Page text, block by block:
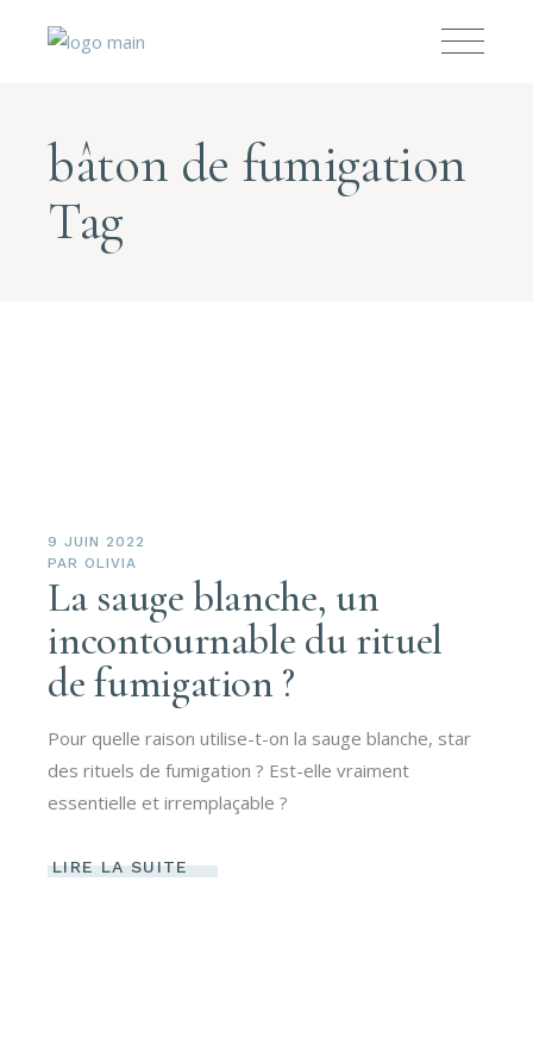
bâton de fumigation
Tag
9 JUIN 2022
PAR OLIVIA
La sauge blanche, un
incontournable du rituel
de fumigation ?
Pour quelle raison utilise-t-on la sauge blanche, star
des rituels de fumigation ? Est-elle vraiment
essentielle et irremplaçable ?
LIRE LA SUITE